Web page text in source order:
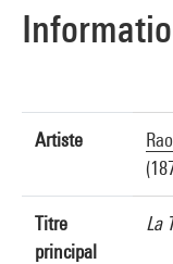
Artiste
Titre
principal
La